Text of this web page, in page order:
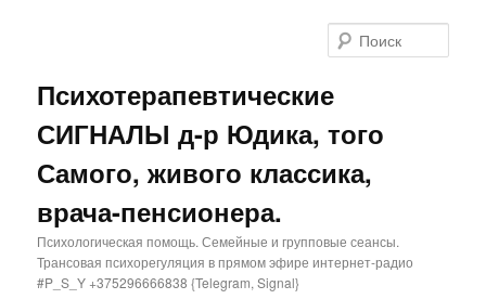
Психотерапевтические
СИГНАЛЫ д-р Юдика, того
Самого, живого классика,
врача-пенсионера.
Психологическая помощь. Семейные и групповые сеансы.
Трансовая психорегуляция в прямом эфире интернет-радио
#P_S_Y +375296666838 {Telegram, Signal}